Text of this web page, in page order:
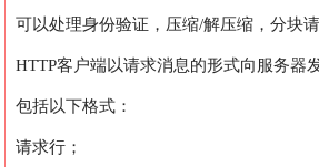
可以处理身份验证，压缩/解压缩，分块请
HTTP客户端以请求消息的形式向服务器
包括以下格式：
请求行；